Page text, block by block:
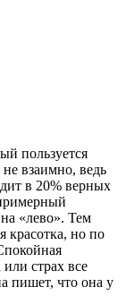
пользуется
взаимно, ведь
в 20% верных
«лево». Тем
красотка, но по
страх все
пишет, что она у